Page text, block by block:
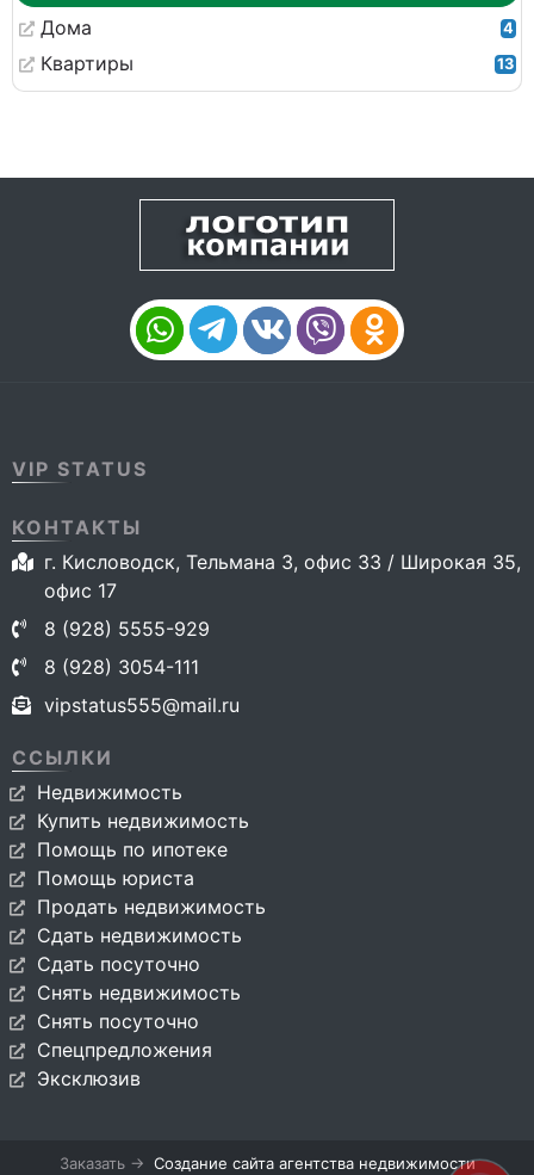
Дома 4
Квартиры 13
VIP STATUS
КОНТАКТЫ
г. Кисловодск, Тельмана 3, офис 33 / Широкая 35,
офис 17
8 (928) 5555-929
8 (928) 3054-111
vipstatus555@mail.ru
ССЫЛКИ
Недвижимость
Купить недвижимость
Помощь по ипотеке
Помощь юриста
Продать недвижимость
Сдать недвижимость
Сдать посуточно
Снять недвижимость
Снять посуточно
Спецпредложения
Эксклюзив
Заказать → Создание сайта агентства недвижимости